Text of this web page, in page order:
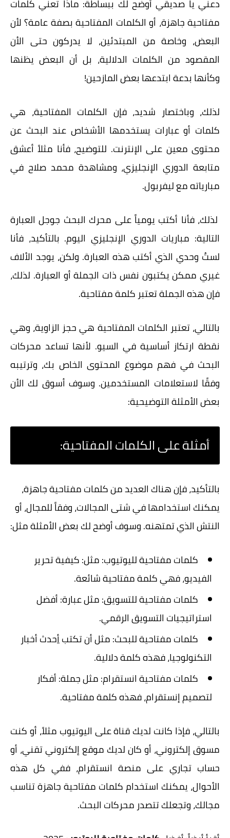
دعني يا صديقي أوضح لك ببساطة: ماذا تعني كلمات
مفتاحيةجاهزة، أو الكلمات المفتاحيةبصفة عامة؟ لأن
البعض، وخاصة من المبتدئين، لا يدركون حتى الأن
المقصود من الكلمات الدلالية، بل أن البعض يظنها
وكأنها بدعة ابتدعها بعض المازحين!
لذلك، وباختصار شديد، فإن الكلمات المفتاحية، هي
كلمات أو عبارات يستخدمها الأشخاص عند البحث عن
محتوى معين على الإنترنت. للتوضيح، فأنا مثلاً أعشق
متابعة الدوري الإنجليزي، ومشاهدة محمد صلاح في
مبارياته مع ليفربول.
لذلك، فأنا أكتب يومياً على محرك البحث جوجل العبارة
التالية: مباريات الدوري الإنجليزي اليوم. بالتأكيد، فأنا
لستُ وحدي الذي أكتب هذه العبارة. ولكن، يوجد الألاف
غيري ممكن يكتبون نفس ذات الجملة أو العبارة. لذلك،
فإن هذه الجملة تعتبر كلمةمفتاحية.
بالتالي، تعتبر الكلمات المفتاحية هي حجز الزاوية، وهي
نقطة ارتكاز أساسية في السيو. لأنها تساعد محركات
البحث في فهم موضوع المحتوى الخاص بك، وترتيبه
وفقًا لاستعلامات المستخدمين. وسوف أسوق لك الأن
بعض الأمثلة التوضيحية:
أمثلة على الكلمات المفتاحية:
بالتأكيد، فإن هناك العديد منكلمات مفتاحية جاهزة،
يمكنك استخدامها في شتى المجالات، وفقاً للمجال، أو
النتش الذي تمتهنه. وسوف أوضح لك بعض الأمثلة مثل:
كلمات مفتاحية لليوتيوب: مثل: كيفية تحرير
الفيديو، فهي كلمة مفتاحية شائعة.
كلمات مفتاحية للتسويق: مثل عبارة: أفضل
استراتيجيات التسويق الرقمي.
كلمات مفتاحية للبحث: مثل أن تكتبأحدث أخبار
التكنولوجيا، فهذه كلمة دلالية.
كلمات مفتاحية انستقرام: مثل جملة: أفكار
لتصميم إنستقرام، فهذه كلمة مفتاحية.
بالتالي، فإذا كانت لديك قناة على اليوتيوب مثلاً، أو كنت
مسوق إلكتروني، أو كان لديك موقع إلكتروني تقني، أو
حساب تجاري على منصة انستقرام، ففي كل هذه
الأحوال، يمكنك استخدامكلمات مفتاحيةجاهزة تناسب
مجالك، وتجعلك تتصدر محركات البحث.